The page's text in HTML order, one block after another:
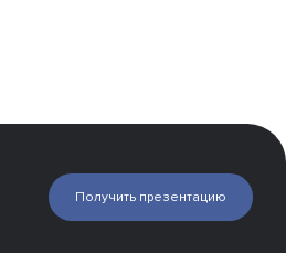
Получить презентацию